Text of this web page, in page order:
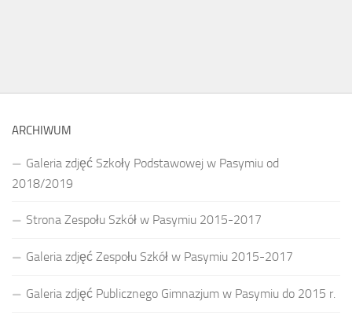
ARCHIWUM
Galeria zdjęć Szkoły Podstawowej w Pasymiu od
2018/2019
Strona Zespołu Szkół w Pasymiu 2015-2017
Galeria zdjęć Zespołu Szkół w Pasymiu 2015-2017
Galeria zdjęć Publicznego Gimnazjum w Pasymiu do 2015 r.